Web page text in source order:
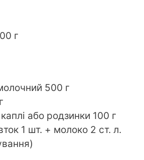
г
500 г
або родзинки 100 г
1 шт. + молоко 2 ст. л.